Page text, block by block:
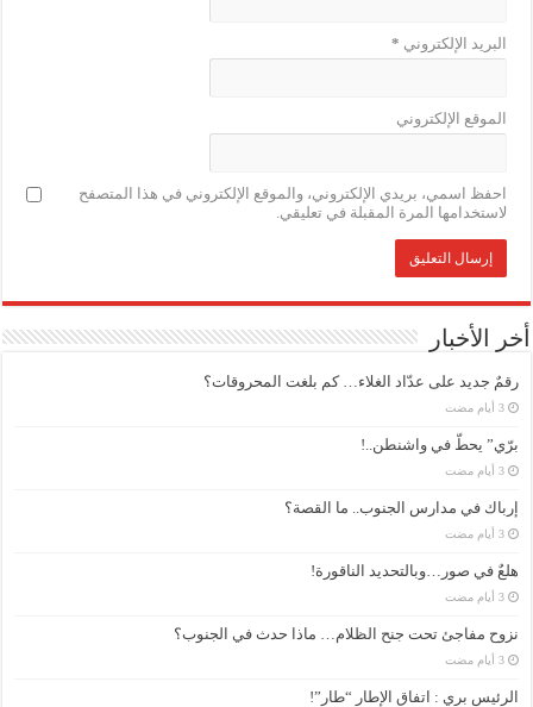
البريد الإلكتروني *
الموقع الإلكتروني
احفظ اسمي، بريدي الإلكتروني، والموقع الإلكتروني في هذا المتصفح
لاستخدامها المرة المقبلة في تعليقي.
أخر الأخبار
رقمٌ جديد على عدّاد الغلاء… كم بلغت المحروقات؟
‏3 أيام مضت
برّي” يحطّ في واشنطن..!
‏3 أيام مضت
إرباك في مدارس الجنوب.. ما القصة؟
‏3 أيام مضت
هلعٌ في صور…وبالتحديد الناقورة!
‏3 أيام مضت
نزوح مفاجئ تحت جنح الظلام… ماذا حدث في الجنوب؟
‏3 أيام مضت
الرئيس بري : اتفاق الإطار “طار”!